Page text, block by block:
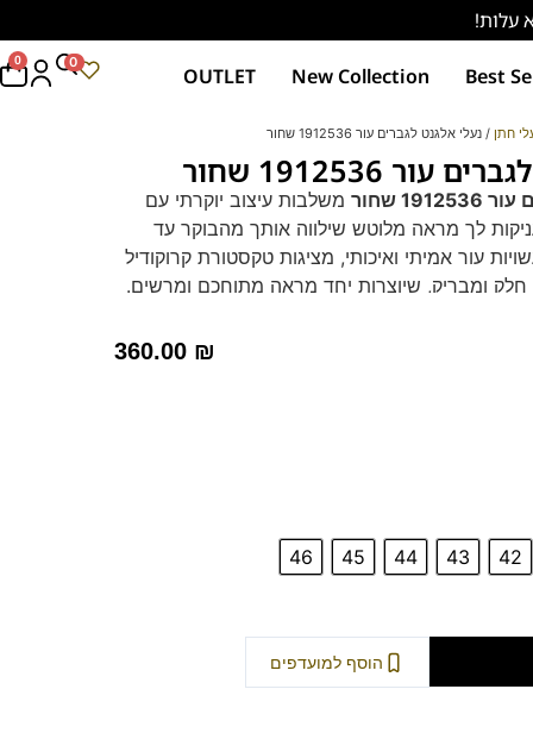
Best
New Collection
OUTLET
0 0
חתן / נעלי אלגנט לגברים עור 1912536 שחור
1912536 שחור
שחור
משלבות עיצוב יוקרתי עם
לך מראה מלוטש שילווה אותך מהבוקר עד
עור אמיתי ואיכותי, מציגות טקסטורת קרוקודיל
חלק ומבריק, שיוצרות יחד מראה מתוחכם ומרשים.
תמיכה ורכות בכל צעד, בלי להרגיש
360.00 ₪
42
43
44
45
46
הוסף למועדפים